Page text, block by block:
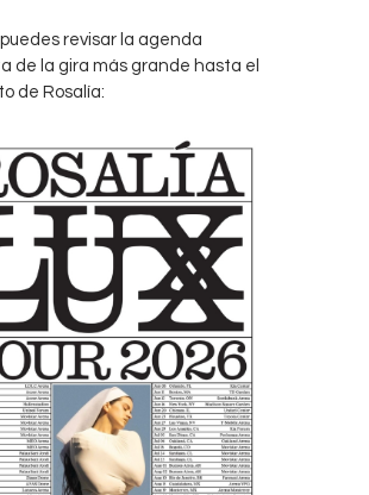
revisar la agenda
de la gira más grande hasta el
de Rosalía: